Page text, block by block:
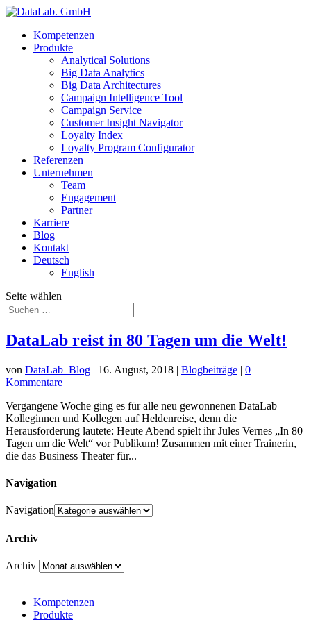
Kompetenzen
Produkte
Analytical Solutions
Big Data Analytics
Big Data Architectures
Campaign Intelligence Tool
Campaign Service
Customer Insight Navigator
Loyalty Index
Loyalty Program Configurator
Referenzen
Unternehmen
Team
Engagement
Partner
Karriere
Blog
Kontakt
Deutsch
English
Seite wählen
DataLab reist in 80 Tagen um die Welt!
von DataLab_Blog | 16. August, 2018 | Blogbeiträge | 0
Kommentare
Vergangene Woche ging es für alle neu gewonnenen DataLab
Kolleginnen und Kollegen auf Heldenreise, denn die
Herausforderung lautete: Heute Abend spielt ihr Jules Vernes „In 80
Tagen um die Welt“ vor Publikum! Zusammen mit einer Trainerin,
die das Business Theater für...
Navigation
Navigation
Archiv
Archiv
Kompetenzen
Produkte